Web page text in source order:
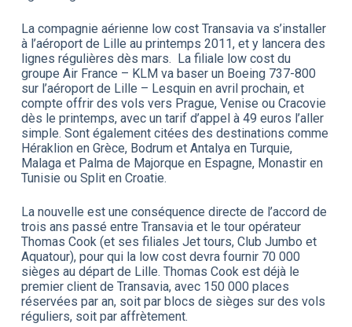
La compagnie aérienne low cost Transavia va s’installer
à l’aéroport de Lille au printemps 2011, et y lancera des
lignes régulières dès mars. La filiale low cost du
groupe Air France – KLM va baser un Boeing 737-800
sur l’aéroport de Lille – Lesquin en avril prochain, et
compte offrir des vols vers Prague, Venise ou Cracovie
dès le printemps, avec un tarif d’appel à 49 euros l’aller
simple. Sont également citées des destinations comme
Héraklion en Grèce, Bodrum et Antalya en Turquie,
Malaga et Palma de Majorque en Espagne, Monastir en
Tunisie ou Split en Croatie.
La nouvelle est une conséquence directe de l’accord de
trois ans passé entre Transavia et le tour opérateur
Thomas Cook (et ses filiales Jet tours, Club Jumbo et
Aquatour), pour qui la low cost devra fournir 70 000
sièges au départ de Lille. Thomas Cook est déjà le
premier client de Transavia, avec 150 000 places
réservées par an, soit par blocs de sièges sur des vols
réguliers, soit par affrètement.